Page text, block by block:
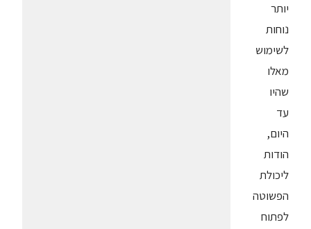
יותר
נוחות
לשימוש
מאלו
שהיו
עד
היום,
הודות
ליכולת
הפשוטה
לפתוח